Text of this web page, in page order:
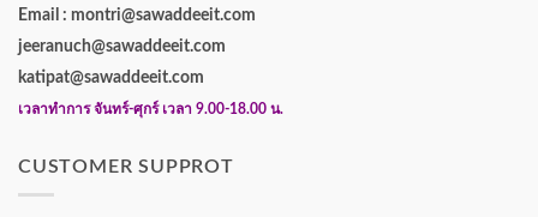
Email : montri@sawaddeeit.com
jeeranuch@sawaddeeit.com
katipat@sawaddeeit.com
เวลาทำการ จันทร์-ศุกร์ เวลา 9.00-18.00 น.
CUSTOMER SUPPROT